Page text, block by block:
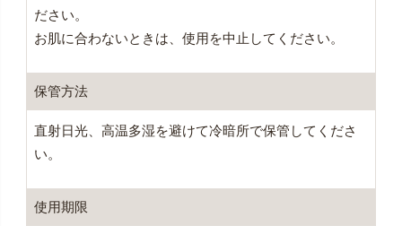
ださい。
お肌に合わないときは、使用を中止してください。
保管方法
直射日光、高温多湿を避けて冷暗所で保管してくださ
い。
使用期限